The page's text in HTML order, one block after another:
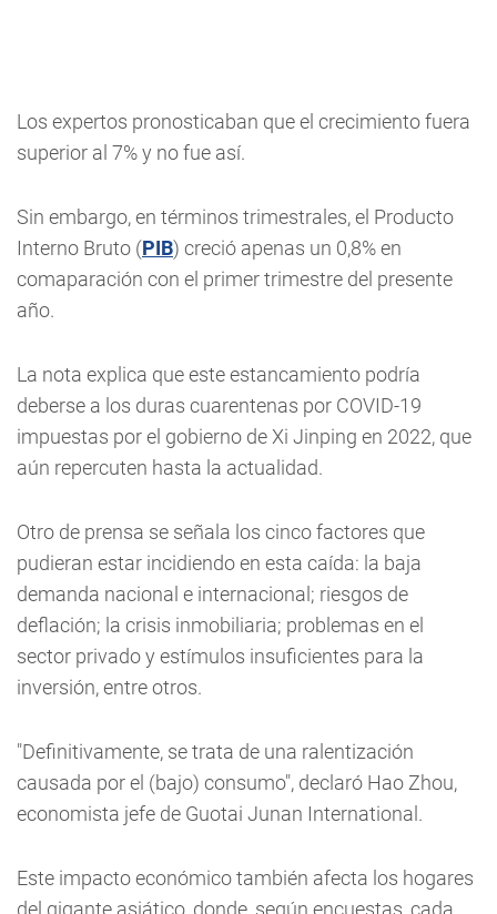
Los expertos pronosticaban que el crecimiento fuera
superior al 7% y no fue así.
Sin embargo, en términos trimestrales, el Producto
Interno Bruto (PIB) creció apenas un 0,8% en
comaparación con el primer trimestre del presente
año.
La nota explica que este estancamiento podría
deberse a los duras cuarentenas por COVID-19
impuestas por el gobierno de Xi Jinping en 2022, que
aún repercuten hasta la actualidad.
Otro de prensa se señala los cinco factores que
pudieran estar incidiendo en esta caída: la baja
demanda nacional e internacional; riesgos de
deflación; la crisis inmobiliaria; problemas en el
sector privado y estímulos insuficientes para la
inversión, entre otros.
"Definitivamente, se trata de una ralentización
causada por el (bajo) consumo", declaró Hao Zhou,
economista jefe de Guotai Junan International.
Este impacto económico también afecta los hogares
del gigante asiático, donde, según encuestas, cada